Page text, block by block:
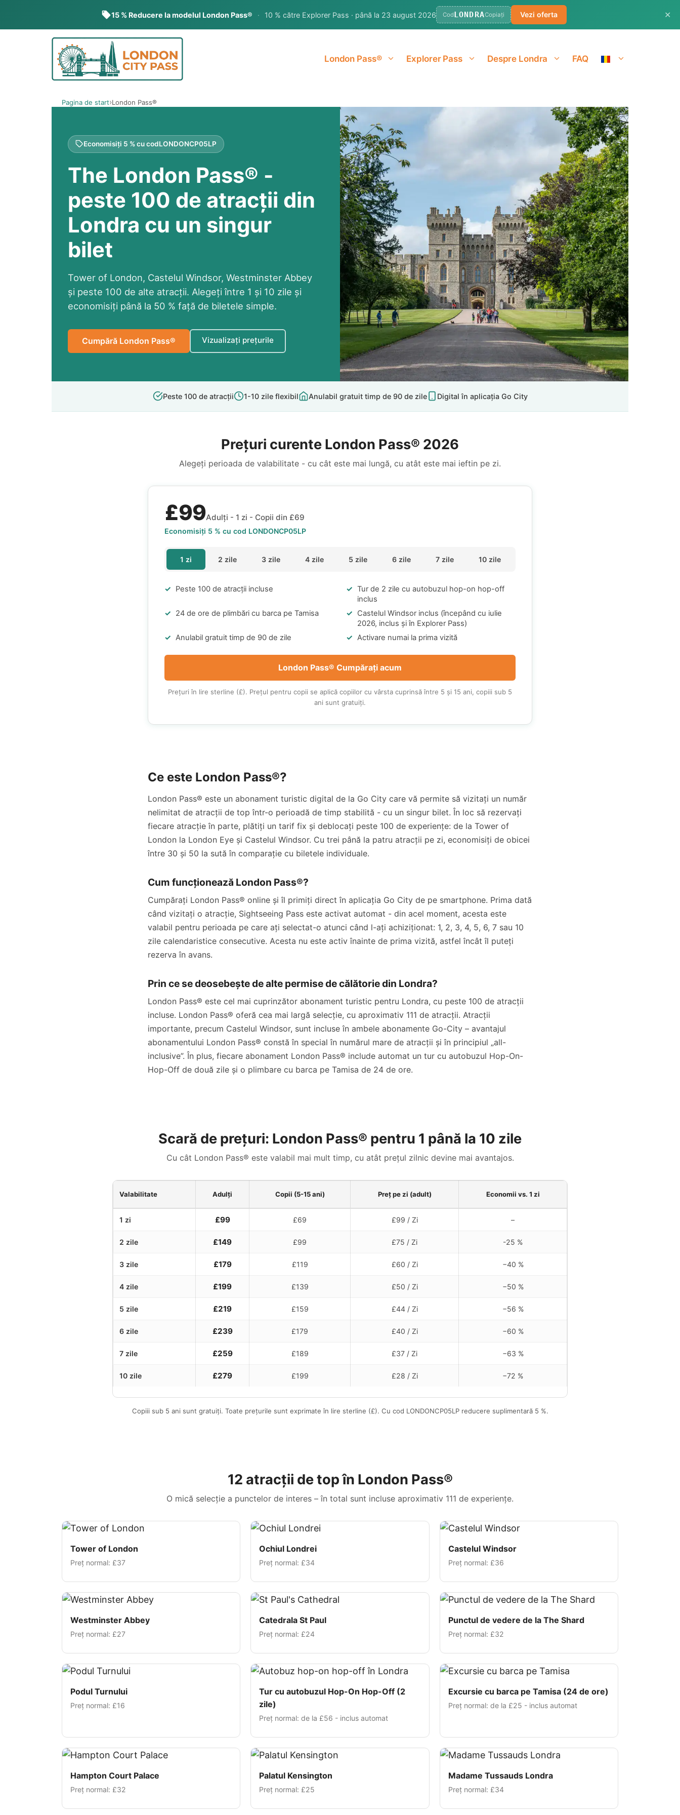
15 % Reducere la modelul London Pass® · 10 % către Explorer Pass · până la 23 august 2026 CodLONDRACopiați Vezi oferta ✕
London Pass® Explorer Pass Despre Londra FAQ
Pagina de start London Pass®
Economisiți 5 % cu codLONDONCP05LP
The London Pass® -
peste 100 de atracții din
Londra cu un singur
bilet
Tower of London, Castelul Windsor, Westminster Abbey
și peste 100 de alte atracții. Alegeți între 1 și 10 zile și
economisiți până la 50 % față de biletele simple.
Cumpără London Pass® Vizualizați prețurile
Peste 100 de atracții 1-10 zile flexibil Anulabil gratuit timp de 90 de zile Digital în aplicația Go City
Prețuri curente London Pass® 2026
Alegeți perioada de valabilitate - cu cât este mai lungă, cu atât este mai ieftin pe zi.
£99Adulți - 1 zi - Copii din £69
Economisiți 5 % cu cod LONDONCP05LP
1 zi 2 zile 3 zile 4 zile 5 zile 6 zile 7 zile 10 zile
Peste 100 de atracții incluse
Tur de 2 zile cu autobuzul hop-on hop-off
inclus
24 de ore de plimbări cu barca pe Tamisa
Castelul Windsor inclus (începând cu iulie
2026, inclus și în Explorer Pass)
Anulabil gratuit timp de 90 de zile
Activare numai la prima vizită
London Pass® Cumpărați acum
Prețuri în lire sterline (£). Prețul pentru copii se aplică copiilor cu vârsta cuprinsă între 5 și 15 ani, copiii sub 5
ani sunt gratuiți.
Ce este London Pass®?
London Pass® este un abonament turistic digital de la Go City care vă permite să vizitați un număr
nelimitat de atracții de top într-o perioadă de timp stabilită - cu un singur bilet. În loc să rezervați
fiecare atracție în parte, plătiți un tarif fix și deblocați peste 100 de experiențe: de la Tower of
London la London Eye și Castelul Windsor. Cu trei până la patru atracții pe zi, economisiți de obicei
între 30 și 50 la sută în comparație cu biletele individuale.
Cum funcționează London Pass®?
Cumpărați London Pass® online și îl primiți direct în aplicația Go City de pe smartphone. Prima dată
când vizitați o atracție, Sightseeing Pass este activat automat - din acel moment, acesta este
valabil pentru perioada pe care ați selectat-o atunci când l-ați achiziționat: 1, 2, 3, 4, 5, 6, 7 sau 10
zile calendaristice consecutive. Acesta nu este activ înainte de prima vizită, astfel încât îl puteți
rezerva în avans.
Prin ce se deosebește de alte permise de călătorie din Londra?
London Pass® este cel mai cuprinzător abonament turistic pentru Londra, cu peste 100 de atracții
incluse. London Pass® oferă cea mai largă selecție, cu aproximativ 111 de atracții. Atracții
importante, precum Castelul Windsor, sunt incluse în ambele abonamente Go-City – avantajul
abonamentului London Pass® constă în special în numărul mare de atracții și în principiul „all-
inclusive”. În plus, fiecare abonament London Pass® include automat un tur cu autobuzul Hop-On-
Hop-Off de două zile și o plimbare cu barca pe Tamisa de 24 de ore.
Scară de prețuri: London Pass® pentru 1 până la 10 zile
Cu cât London Pass® este valabil mai mult timp, cu atât prețul zilnic devine mai avantajos.
Valabilitate Adulți Copii (5-15 ani) Preț pe zi (adult) Economii vs. 1 zi
1 zi £99 £69 £99 / Zi –
2 zile £149 £99 £75 / Zi -25 %
3 zile £179 £119 £60 / Zi −40 %
4 zile £199 £139 £50 / Zi −50 %
5 zile £219 £159 £44/ Zi −56 %
6 zile £239 £179 £40 / Zi −60 %
7 zile £259 £189 £37 / Zi −63 %
10 zile £279 £199 £28 / Zi −72 %
Copiii sub 5 ani sunt gratuiți. Toate prețurile sunt exprimate în lire sterline (£). Cu cod LONDONCP05LPreducere suplimentară 5 %.
12 atracții de top în London Pass®
O mică selecție a punctelor de interes – în total sunt incluse aproximativ 111 de experiențe.
Tower of London
Preț normal: £37
Ochiul Londrei
Preț normal: £34
Castelul Windsor
Preț normal: £36
Westminster Abbey
Preț normal: £27
Catedrala St Paul
Preț normal: £24
Punctul de vedere de la The Shard
Preț normal: £32
Podul Turnului
Preț normal: £16
Tur cu autobuzul Hop-On Hop-Off (2
zile)
Preț normal: de la £56 - inclus automat
Excursie cu barca pe Tamisa (24 de ore)
Preț normal: de la £25 - inclus automat
Hampton Court Palace
Preț normal: £32
Palatul Kensington
Preț normal: £25
Madame Tussauds Londra
Preț normal: £34